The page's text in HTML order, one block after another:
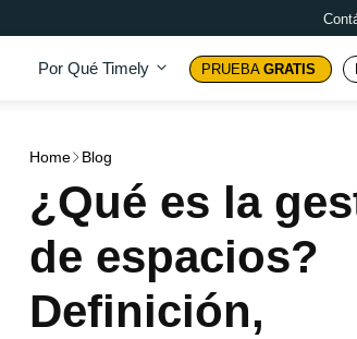
Por Qué Timely PRUEBA GRATIS
Home Blog
¿Qué es la
de espacios?
Definición,